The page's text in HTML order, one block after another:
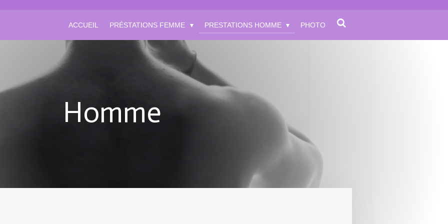
ACCUEIL PRÉSTATIONS FEMME PRESTATIONS HOMME PHOTO
Homme